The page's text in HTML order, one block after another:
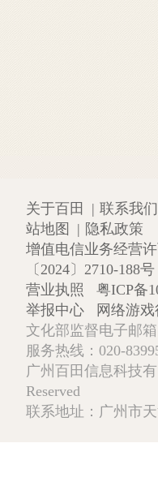
关于百田 | 联系我们
站地图
| 隐私政策
增值电信业务经营
〔2024〕2710-188号
营业执照
粤ICP备
举报中心
网络游
文化部监督电子邮
服务热线：020-
广州百田信息科技
Reserved
联系地址：广州市